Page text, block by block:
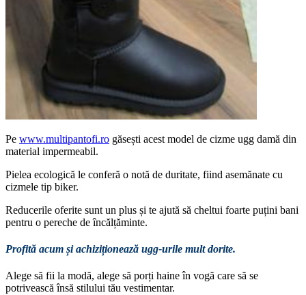
Pe www.multipantofi.ro găsești acest model de cizme ugg damă din
material impermeabil.
Pielea ecologică le conferă o notă de duritate, fiind asemănate cu
cizmele tip biker.
Reducerile oferite sunt un plus și te ajută să cheltui foarte puțini bani
pentru o pereche de încălțăminte.
Profită acum și achiziționează ugg-urile mult dorite.
Alege să fii la modă, alege să porți haine în vogă care să se
potrivească însă stilului tău vestimentar.